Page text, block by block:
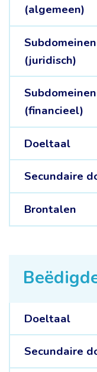
(algemeen)
Subdomeinen
(juridisch)
Subdomeinen
(financieel)
Doeltaal
Secundaire
Brontalen
Doeltaal
Secundaire